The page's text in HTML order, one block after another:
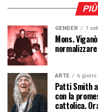
GENDER 1
Mons.
ARTE 6 giorni
Patti Smith
con la
cattolica.